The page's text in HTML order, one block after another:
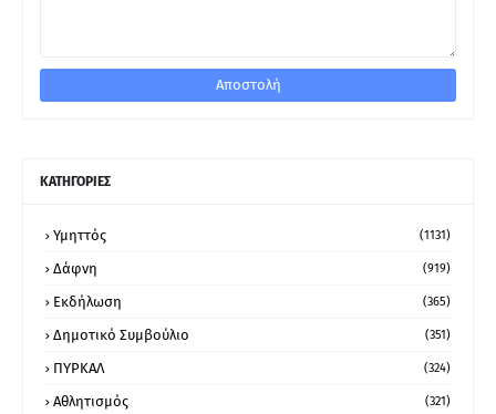
ΚΑΤΗΓΟΡΙΕΣ
Υμηττός (1131)
Δάφνη (919)
Εκδήλωση (365)
Δημοτικό Συμβούλιο (351)
ΠΥΡΚΑΛ (324)
Αθλητισμός (321)